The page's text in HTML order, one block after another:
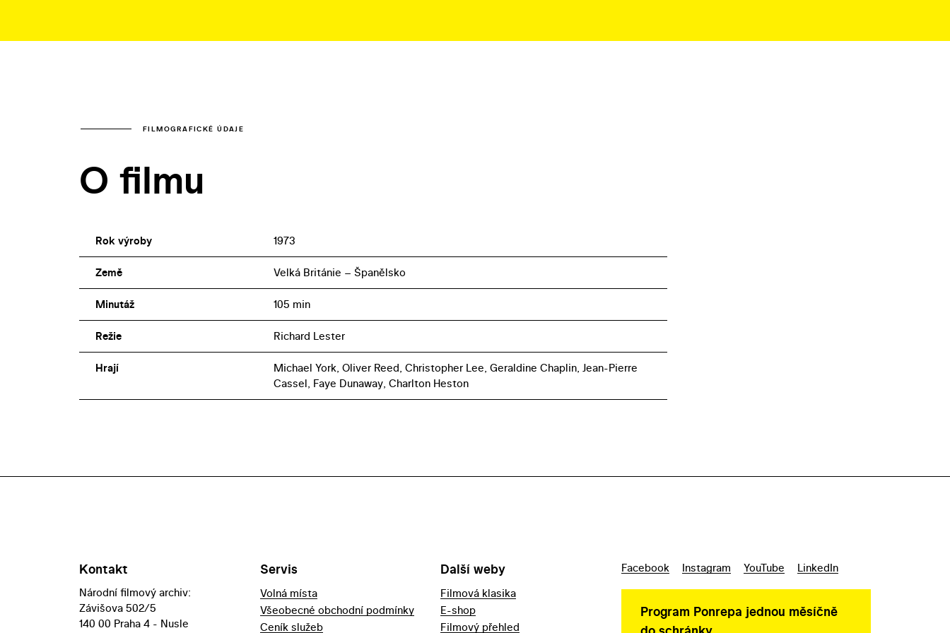
FILMOGRAFICKÉ ÚDAJE
O filmu
Rok výroby 1973
Země Velká Británie – Španělsko
Minutáž 105 min
Režie Richard Lester
Hrají
Michael York, Oliver Reed, Christopher Lee, Geraldine Chaplin, Jean-Pierre
Cassel, Faye Dunaway, Charlton Heston
Kontakt
Národní filmový archiv:
Závišova 502/5
140 00 Praha 4 - Nusle
Servis
Volná místa
Všeobecné obchodní podmínky
Ceník služeb
Další weby
Filmová klasika
E-shop
Filmový přehled
Facebook Instagram YouTube LinkedIn
Program Ponrepa jednou měsíčně